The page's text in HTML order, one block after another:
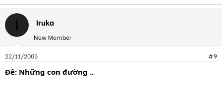
I Iruka
New Member
22/11/2005 #9
Ðề: Những con đường ..